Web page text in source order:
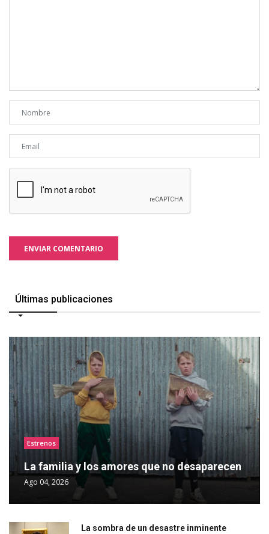
ENVIAR COMENTARIO
Últimas publicaciones
Estrenos
La familia y los amores que no desaparecen
Ago 04, 2026
La sombra de un desastre inminente